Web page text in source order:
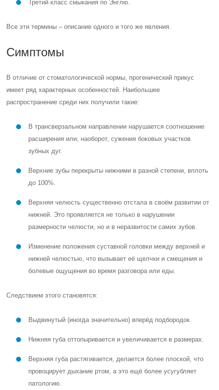
Третий класс смыкания по Энглю.
Все эти термины – описание одного и того же явления.
Симптомы
В отличие от стоматологической нормы, прогенический прикус
имеет ряд характерных особенностей. Наибольшее
распространение среди них получили такие:
В трансверзальном направлении нарушается соотношение
расширения или, наоборот, сужения боковых участков
зубных дуг.
Верхние зубы перекрыты нижними в разной степени, вплоть
до 100%.
Верхняя челюсть существенно отстала в своём развитии от
нижней. Это проявляется не только в нарушении
размерности челюсти, но и в неразвитости самих зубов.
Изменение положения суставной головки между верхней и
нижней челюстью, что вызывает её щелчки и смещения и
болевые ощущения во время разговора или еды.
Следствием этого становятся:
Выдвинутый (иногда значительно) вперёд подбородок.
Нижняя губа оттопыривается и увеличивается в размерах.
Верхняя губа растягивается, делается более плоской, что
провоцирует дыхание ртом, а это ещё более усугубляет
патологию.